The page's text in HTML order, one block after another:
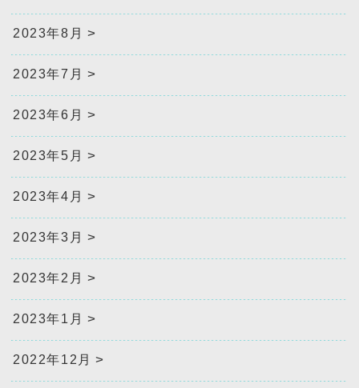
2023年8月
2023年7月
2023年6月
2023年5月
2023年4月
2023年3月
2023年2月
2023年1月
2022年12月